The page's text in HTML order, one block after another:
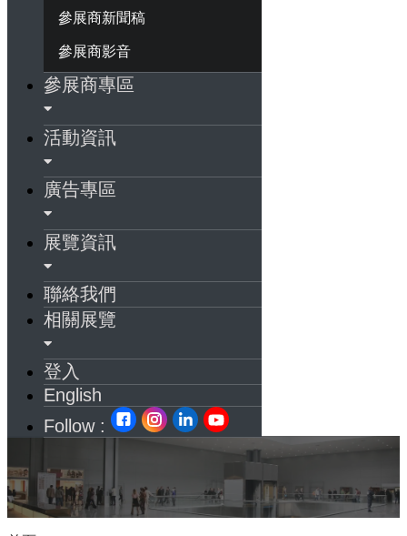
參展商新聞稿
參展商影音
參展商專區
活動資訊
廣告專區
展覽資訊
聯絡我們
相關展覽
登入
English
Follow :